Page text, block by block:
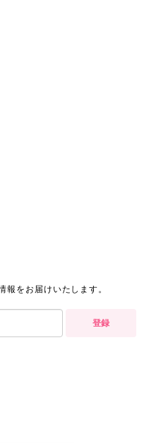
報をお届けいたします。
登録